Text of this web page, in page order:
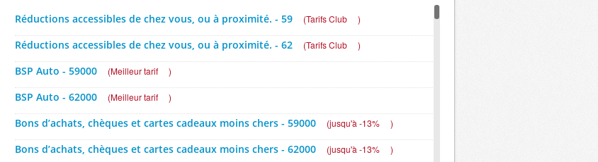
Réductions accessibles de chez vous, ou à proximité. - 59 (Tarifs Club )
Réductions accessibles de chez vous, ou à proximité. - 62 (Tarifs Club )
BSP Auto - 59000 (Meilleur tarif )
BSP Auto - 62000 (Meilleur tarif )
Bons d’achats, chèques et cartes cadeaux moins chers - 59000 (jusqu'à -13% )
Bons d’achats, chèques et cartes cadeaux moins chers - 62000 (jusqu'à -13% )